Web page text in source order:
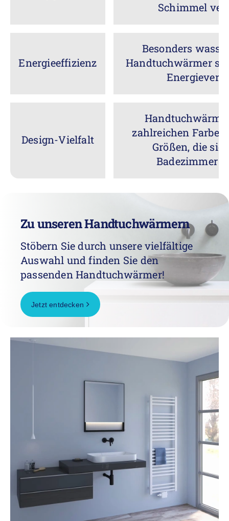
Schimmel
Energieeffizienz
Besonders
Handtuchwärmer
Design-Vielfalt
zahlreichen Farben
Größen, die
Badezimmer
Zu unseren Handtuchwärmern
Stöbern Sie durch unsere vielfältige
Auswahl und finden Sie den
passenden Handtuchwärmer!
Jetzt entdecken